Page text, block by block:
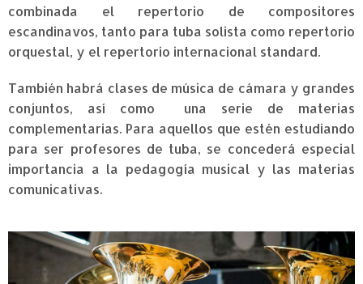
combinada el repertorio de compositores
escandinavos, tanto para tuba solista como repertorio
orquestal, y el repertorio internacional standard.
También habrá clases de música de cámara y grandes
conjuntos, así como una serie de materias
complementarias. Para aquellos que estén estudiando
para ser profesores de tuba, se concederá especial
importancia a la pedagogía musical y las materias
comunicativas.